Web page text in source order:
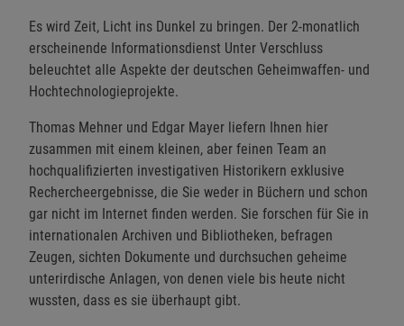
Es wird Zeit, Licht ins Dunkel zu bringen. Der 2-monatlich
erscheinende Informationsdienst Unter Verschluss
beleuchtet alle Aspekte der deutschen Geheimwaffen- und
Hochtechnologieprojekte.
Thomas Mehner und Edgar Mayer liefern Ihnen hier
zusammen mit einem kleinen, aber feinen Team an
hochqualifizierten investigativen Historikern exklusive
Rechercheergebnisse, die Sie weder in Büchern und schon
gar nicht im Internet finden werden. Sie forschen für Sie in
internationalen Archiven und Bibliotheken, befragen
Zeugen, sichten Dokumente und durchsuchen geheime
unterirdische Anlagen, von denen viele bis heute nicht
wussten, dass es sie überhaupt gibt.